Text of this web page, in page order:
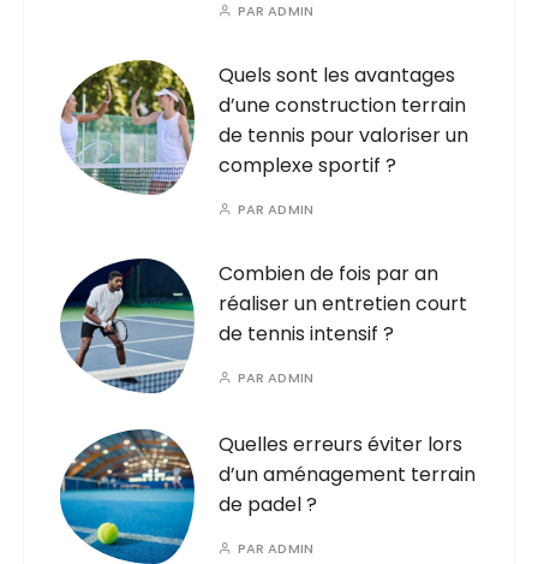
PARADMIN
Quels sont les avantages
d’une construction terrain
de tennis pour valoriser un
complexe sportif ?
PARADMIN
Combien de fois par an
réaliser un entretien court
de tennis intensif ?
PARADMIN
Quelles erreurs éviter lors
d’un aménagement terrain
de padel ?
PARADMIN